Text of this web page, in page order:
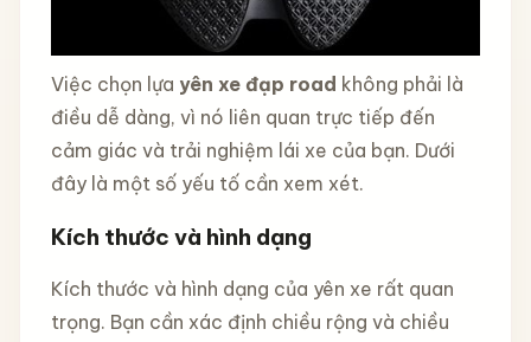
Việc chọn lựa yên xe đạp road không phải là
điều dễ dàng, vì nó liên quan trực tiếp đến
cảm giác và trải nghiệm lái xe của bạn. Dưới
đây là một số yếu tố cần xem xét.
Kích thước và hình dạng
Kích thước và hình dạng của yên xe rất quan
trọng. Bạn cần xác định chiều rộng và chiều